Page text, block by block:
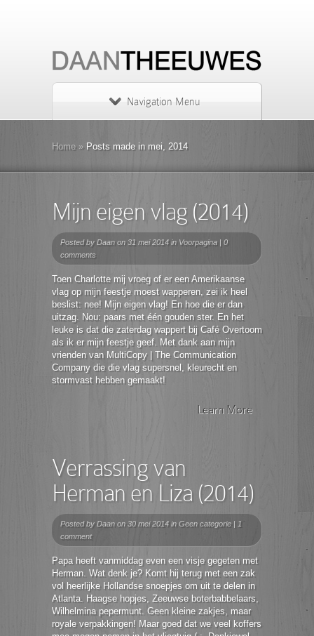
Navigation Menu
Home » Posts made in mei, 2014
Mijn eigen vlag (2014)
Posted by Daan on 31 mei 2014 in Voorpagina | 0
comments
Toen Charlotte mij vroeg of er een Amerikaanse
vlag op mijn feestje moest wapperen, zei ik heel
beslist: nee! Mijn eigen vlag! En hoe die er dan
uitzag. Nou: paars met één gouden ster. En het
leuke is dat die zaterdag wappert bij Café Overtoom
als ik er mijn feestje geef. Met dank aan mijn
vrienden van MultiCopy | The Communication
Company die die vlag supersnel, kleurecht en
stormvast hebben gemaakt!
Learn More
Verrassing van
Herman en Liza (2014)
Posted by Daan on 30 mei 2014 in Geen categorie | 1
comment
Papa heeft vanmiddag even een visje gegeten met
Herman. Wat denk je? Komt hij terug met een zak
vol heerlijke Hollandse snoepjes om uit te delen in
Atlanta. Haagse hopjes, Zeeuwse boterbabbelaars,
Wilhelmina pepermunt. Geen kleine zakjes, maar
royale verpakkingen! Maar goed dat we veel koffers